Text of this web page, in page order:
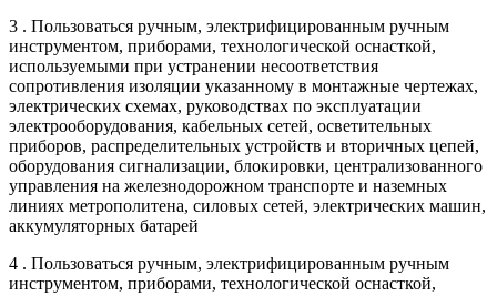
3 . Пользоваться ручным, электрифицированным ручным
инструментом, приборами, технологической оснасткой,
используемыми при устранении несоответствия
сопротивления изоляции указанному в монтажные чертежах,
электрических схемах, руководствах по эксплуатации
электрооборудования, кабельных сетей, осветительных
приборов, распределительных устройств и вторичных цепей,
оборудования сигнализации, блокировки, централизованного
управления на железнодорожном транспорте и наземных
линиях метрополитена, силовых сетей, электрических машин,
аккумуляторных батарей
4 . Пользоваться ручным, электрифицированным ручным
инструментом, приборами, технологической оснасткой,